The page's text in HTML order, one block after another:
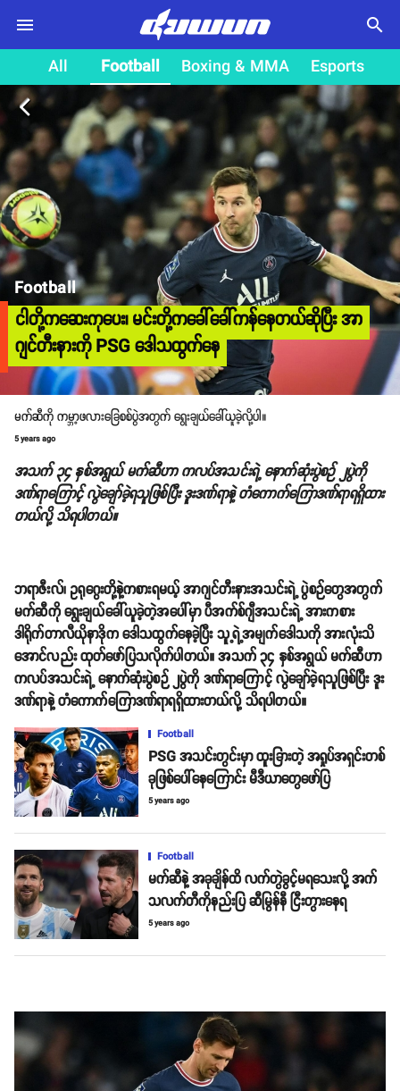
search
All Football Boxing & MMA Esports
arrow_back_ios
Football
ငါတို့ကဆေးကုပေး၊ မင်းတို့ကခေါ်ခေါ်ကန်နေတယ်ဆိုပြီး အာ
ဂျင်တီးနားကို PSG ဒေါသထွက်နေ
မက်ဆီကို ကမ္ဘာ့ဖလားခြေစစ်ပွဲအတွက် ရွေးချယ်ခေါ်ယူခဲ့လို့ပါ။
5 years ago
အသက် ၃၄ နှစ်အရွယ် မက်ဆီဟာ ကလပ်အသင်းရဲ့ နောက်ဆုံးပွဲစဉ် ၂ပွဲကို
ဒဏ်ရာကြောင့် လွဲချော်ခဲ့ရသူဖြစ်ပြီး ဒူးဒဏ်ရာနဲ့ တံကောက်ကြောဒဏ်ရာရရှိထား
တယ်လို့ သိရပါတယ်။
ဘရာဇီးလ်၊ ဥရုဂွေးတို့နဲ့ကစားရမယ့် အာဂျင်တီးနားအသင်းရဲ့ ပွဲစဉ်တွေအတွက်
မက်ဆီကို​ ရွေးချယ်ခေါ်ယူခဲ့တဲ့အပေါ်မှာ ပီအက်စ်ဂျီအသင်းရဲ့ အားကစား
ဒါရိုက်တာလီယိုနာဒိုက ဒေါသထွက်နေခဲ့ပြီး သူ့ရဲ့အမျက်ဒေါသကို အားလုံးသိ
အောင်လည်း ထုတ်ဖော်ပြသလိုက်ပါတယ်။ အသက် ၃၄ နှစ်အရွယ် မက်ဆီဟာ
ကလပ်အသင်းရဲ့ နောက်ဆုံးပွဲစဉ် ၂ပွဲကို ဒဏ်ရာကြောင့် လွဲချော်ခဲ့ရသူဖြစ်ပြီး ဒူး
ဒဏ်ရာနဲ့ တံကောက်ကြောဒဏ်ရာရရှိထားတယ်လို့ သိရပါတယ်။
Football
PSG အသင်းတွင်းမှာ ထူးခြားတဲ့ အရှုပ်အရှင်းတစ်
ခုဖြစ်ပေါ်နေကြောင်း မီဒီယာတွေဖော်ပြ
5 years ago
Football
မက်ဆီနဲ့ အခုချိန်ထိ လက်တွဲခွင့်မရသေးလို့ အက်
သလက်တီကိုနည်းပြ ဆီမြွန်နီ ငြီးတွားနေရ
5 years ago